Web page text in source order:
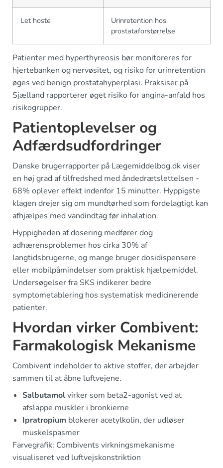
Let hoste
Urinretention hos
prostataforstørrelse
Patienter med hyperthyreosis bør monitoreres for
hjertebanken og nervøsitet, og risiko for urinretention
øges ved benign prostatahyperplasi. Praksiser på
Sjælland rapporterer øget risiko for angina-anfald hos
risikogrupper.
Patientoplevelser og
Adfærdsudfordringer
Danske brugerrapporter på Lægemiddelbog.dk viser
en høj grad af tilfredshed med åndedrætslettelsen -
68% oplever effekt indenfor 15 minutter. Hyppigste
klagen drejer sig om mundtørhed som fordelagtigt kan
afhjælpes med vandindtag før inhalation.
Hyppigheden af dosering medfører dog
adhærensproblemer hos cirka 30% af
langtidsbrugerne, og mange bruger dosidispensere
eller mobilpåmindelser som praktisk hjælpemiddel.
Undersøgelser fra SKS indikerer bedre
symptometablering hos systematisk medicinerende
patienter.
Hvordan virker Combivent:
Farmakologisk Mekanisme
Combivent indeholder to aktive stoffer, der arbejder
sammen til at åbne luftvejene.
Salbutamolvirker som beta2-agonist ved at
afslappe muskler i bronkierne
Ipratropium blokerer acetylkolin, der udløser
muskelspasmer
Farvegrafik: Combivents virkningsmekanisme
visualiseret ved luftvejskonstriktion